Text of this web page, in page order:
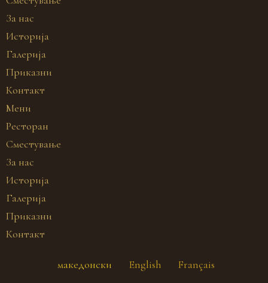
За нас
Историја
Галерија
Приказни
Контакт
Мени
Ресторан
Сместување
За нас
Историја
Галерија
Приказни
Контакт
македонски English Français